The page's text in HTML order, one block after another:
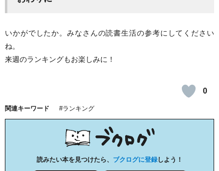
いかがでしたか。みなさんの読書生活の参考にしてください
ね。
来週のランキングもお楽しみに！
0
関連キーワード ランキング
読みたい本を見つけたら、 ブクログに登録しよう！